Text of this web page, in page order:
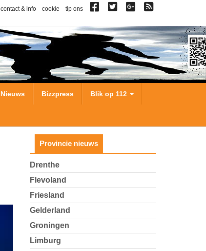
contact & info cookie tip ons
Nieuws Bizzpress Blik op 112
Provincie nieuws
Drenthe
Flevoland
Friesland
Gelderland
Groningen
Limburg